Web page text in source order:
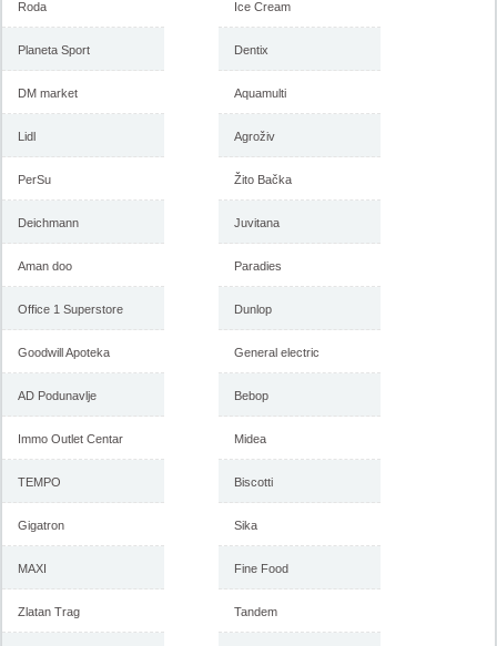
Roda
Planeta Sport
DM market
Lidl
PerSu
Deichmann
Aman doo
Office 1 Superstore
Goodwill Apoteka
AD Podunavlje
Immo Outlet Centar
TEMPO
Gigatron
MAXI
Zlatan Trag
Ice Cream
Dentix
Aquamulti
Agroživ
Žito Bačka
Juvitana
Paradies
Dunlop
General electric
Bebop
Midea
Biscotti
Sika
Fine Food
Tandem